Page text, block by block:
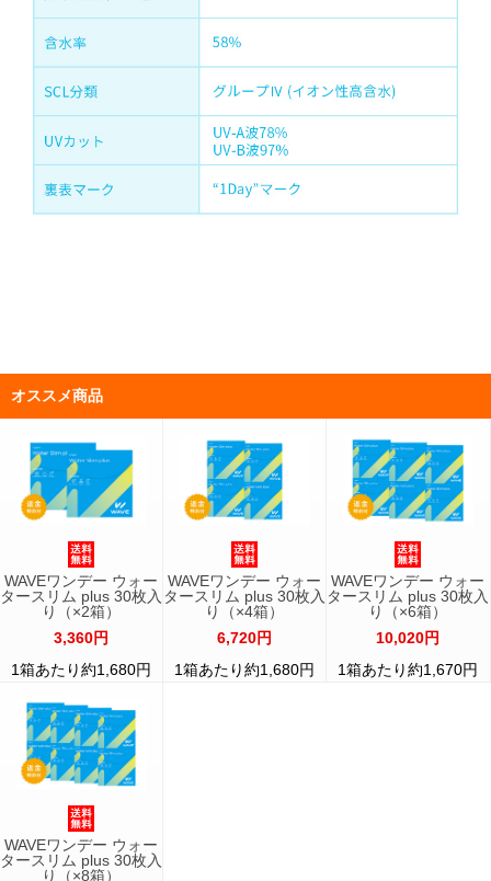
オススメ商品
WAVEワンデー ウォー
タースリム plus 30枚入
り（×2箱）
3,360円
1箱あたり約1,680円
WAVEワンデー ウォー
タースリム plus 30枚入
り（×4箱）
6,720円
1箱あたり約1,680円
WAVEワンデー ウォー
タースリム plus 30枚入
り（×6箱）
10,020円
1箱あたり約1,670円
WAVEワンデー ウォー
タースリム plus 30枚入
り（×8箱）